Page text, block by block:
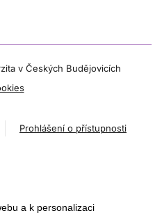
v Českých Budějovicích
Prohlášení o přístupnosti
a k personalizaci